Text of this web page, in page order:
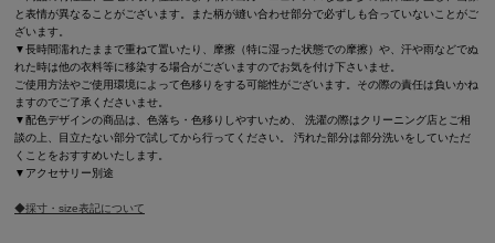
と表情が異なることがございます。また柄が縫い合わせ部分で必ずしも合っていないことがご
ざいます。
▼長時間濡れたままで重ねて置いたり、摩擦（特に湿った状態での摩擦）や、汗や雨などでぬ
れた時は他の衣料等に移染する場合がございますのでお気を付け下さいませ。
ご使用方法やご使用環境によって色移りをする可能性がございます。その際の責任は負いかね
ますのでご了承くださいませ。
▼配色デザインの商品は、色落ち・色移りしやすいため、 洗濯の際はクリーニング店とご相
談の上、目立たない部分で試してから行ってください。 汚れた部分は部分洗いをしていただ
くことをおすすめいたします。
▼アクセサリー別途
◆採寸・size表記について